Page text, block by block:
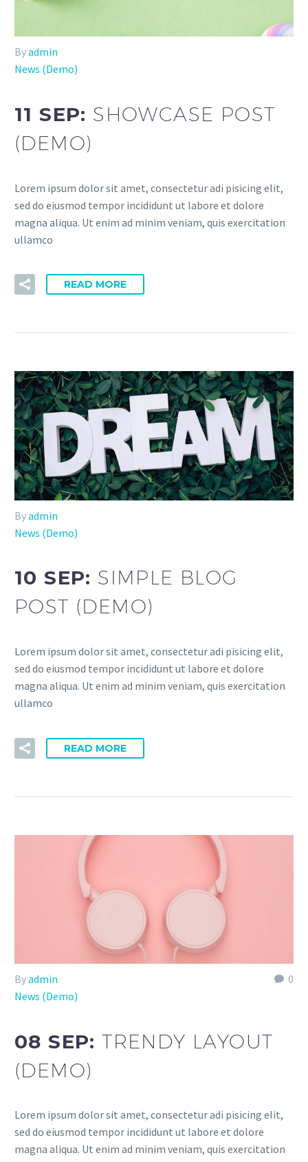
Byadmin
News (Demo)
11 SEP: SHOWCASE POST
(DEMO)
Lorem ipsum dolor sit amet, consectetur adi pisicing elit,
sed do eiusmod tempor incididunt ut labore et dolore
magna aliqua. Ut enim ad minim veniam, quis exercitation
ullamco
READ MORE
Byadmin
News (Demo)
10 SEP: SIMPLE BLOG
POST (DEMO)
Lorem ipsum dolor sit amet, consectetur adi pisicing elit,
sed do eiusmod tempor incididunt ut labore et dolore
magna aliqua. Ut enim ad minim veniam, quis exercitation
ullamco
READ MORE
0
Byadmin
News (Demo)
08 SEP:TRENDY LAYOUT
(DEMO)
Lorem ipsum dolor sit amet, consectetur adi pisicing elit,
sed do eiusmod tempor incididunt ut labore et dolore
magna aliqua. Ut enim ad minim veniam, quis exercitation